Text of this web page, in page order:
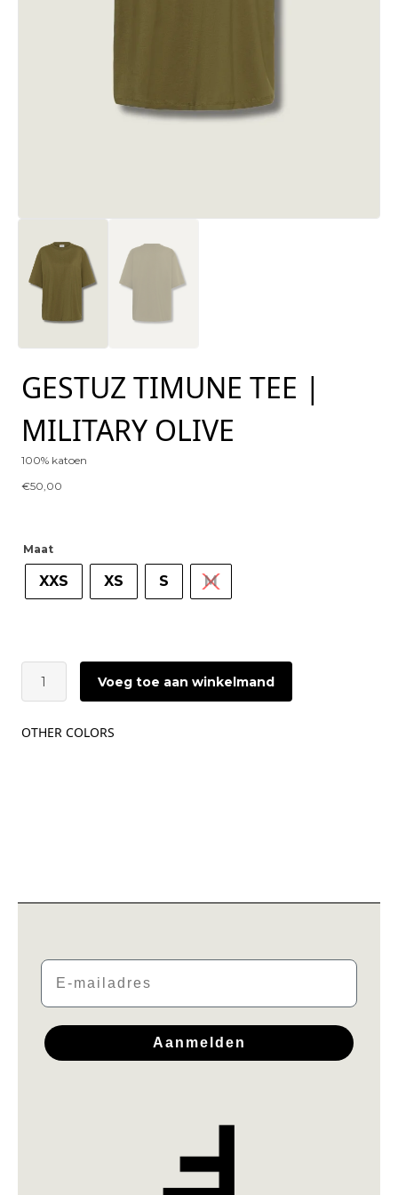
GESTUZ TIMUNE TEE |
MILITARY OLIVE
100% katoen
€50,00
Maat
XXS XS S M
Timune
Tee
Military
Voeg toe aan winkelmand
OTHER COLORS
Email
Aanmelden